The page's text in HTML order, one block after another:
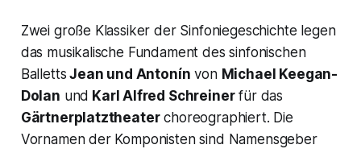
Zwei große Klassiker der Sinfoniegeschichte legen
das musikalische Fundament des sinfonischen
Balletts Jean und Antonín von Michael Keegan-
Dolan und Karl Alfred Schreinerfür das
Gärtnerplatztheaterchoreographiert. Die
Vornamen der Komponisten sind Namensgeber